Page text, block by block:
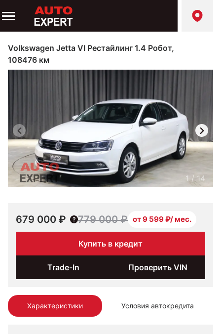
Volkswagen Jetta VI Рестайлинг 1.4 Робот,
108476 км
Характеристики Условия автокредита
1 / 14
679 000 ₽ 779 000 ₽ от 9 599 ₽/ мес.
Купить в кредит
Trade-In Проверить VIN